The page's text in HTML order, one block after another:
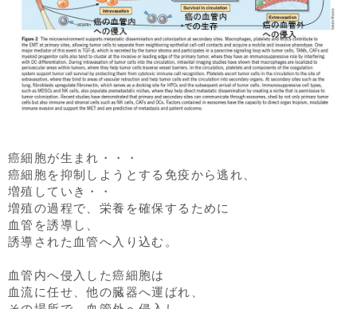
癌細胞が生まれ・・・
癌細胞を抑制しようとする免疫から逃れ、
増殖していき・・
増殖の過程で、栄養を確保するために
血管を誘導し、
誘導された血管へ入り込む。
血管内へ侵入した癌細胞は
血流に任せ、他の臓器へ運ばれ、